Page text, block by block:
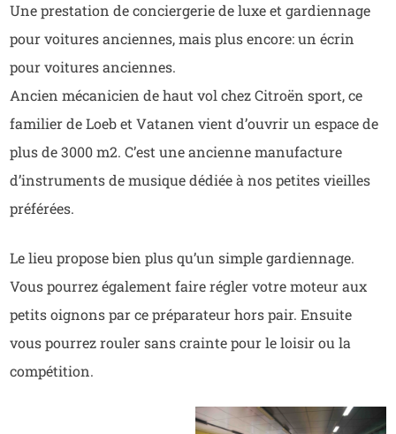
Une prestation de conciergerie de luxe et gardiennage
pour voitures anciennes, mais plus encore: un écrin
pour voitures anciennes.
Ancien mécanicien de haut vol chez Citroën sport, ce
familier de Loeb et Vatanen vient d’ouvrir un espace de
plus de 3000 m2. C’est une ancienne manufacture
d’instruments de musique dédiée à nos petites vieilles
préférées.
Le lieu propose bien plus qu’un simple gardiennage.
Vous pourrez également faire régler votre moteur aux
petits oignons par ce préparateur hors pair. Ensuite
vous pourrez rouler sans crainte pour le loisir ou la
compétition.